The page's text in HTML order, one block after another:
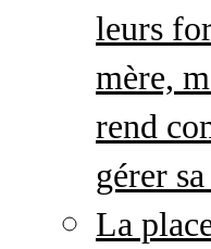
leurs
mère,
rend
gérer
La